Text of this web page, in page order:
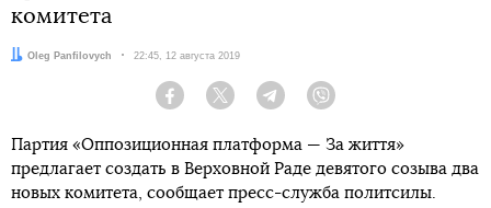
комитета
Автор:
Oleg Panfilovych Дата:
22:45, 12 августа 2019
Facebook Twitter Telegram
Партия «Оппозиционная платформа — За життя»
предлагает создать в Верховной Раде девятого созыва два
новых комитета, сообщает пресс-служба политсилы.